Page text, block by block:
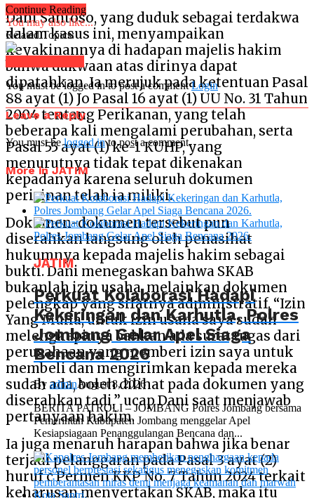
Dani Santoso, yang duduk sebagai terdakwa
dalam kasus ini, menyampaikan
keyakinannya di hadapan majelis hakim
bahwa dakwaan atas dirinya dapat
dipatahkan. Ia merujuk pada ketentuan Pasal
88 ayat (1) Jo Pasal 16 ayat (1) UU No. 31 Tahun
2004 tentang Perikanan, yang telah
beberapa kali mengalami perubahan, serta
Pasal 55 ayat (1) ke-1 KUHP, yang
menurutnya tidak tepat dikenakan
kepadanya karena seluruh dokumen
perizinan telah ia miliki.
Dokumen-dokumen tersebut pun
diserahkan langsung oleh penasihat
hukumnya kepada majelis hakim sebagai
bukti. Dani menegaskan bahwa SKAB
bukanlah izin usaha, melainkan dokumen
pelengkap yang sifatnya administratif. “Izin
Yang Mulia, untuk izin usaha saya sudah
melengkapinya bahkan ada surat tugas dari
perusahaan yang memberi izin saya untuk
membeli dan mengirimkan kepada mereka
sudah ada, boleh dilihat pada dokumen yang
diserahkan tadi,” ucap Dani saat menjawab
pertanyaan hakim.
Ia juga menaruh harapan bahwa jika benar
terjadi pelanggaran pada Pasal 3 ayat (2)
huruf c Permen KKP No. 7 Tahun 2024 terkait
keharusan menyertakan SKAB, maka itu
Continue Reading
You may also like...
Related Topics:
You must be logged in to post a commentLogin
Leave a Reply
You must belogged into post a comment.
More in JATIM
JATIM
Perkuat Kolaborasi Hadapi
Kekeringan dan Karhutla, Polres
Jombang Gelar Apel Siaga
Bencana 2026
By adminAugust 8, 2026
BERITA PATROLI – JOMBANG Polres Jombang bersama
Pemerintah Kabupaten Jombang menggelar Apel
Kesiapsiagaan Penanggulangan Bencana dan...